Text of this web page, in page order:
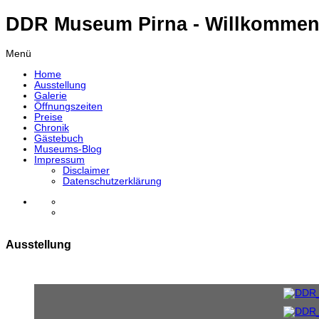
DDR Museum Pirna -
Menü
Home
Ausstellung
Galerie
Öffnungszeiten
Preise
Chronik
Gästebuch
Museums-Blog
Impressum
Disclaimer
Datenschutzerklärung
Ausstellung